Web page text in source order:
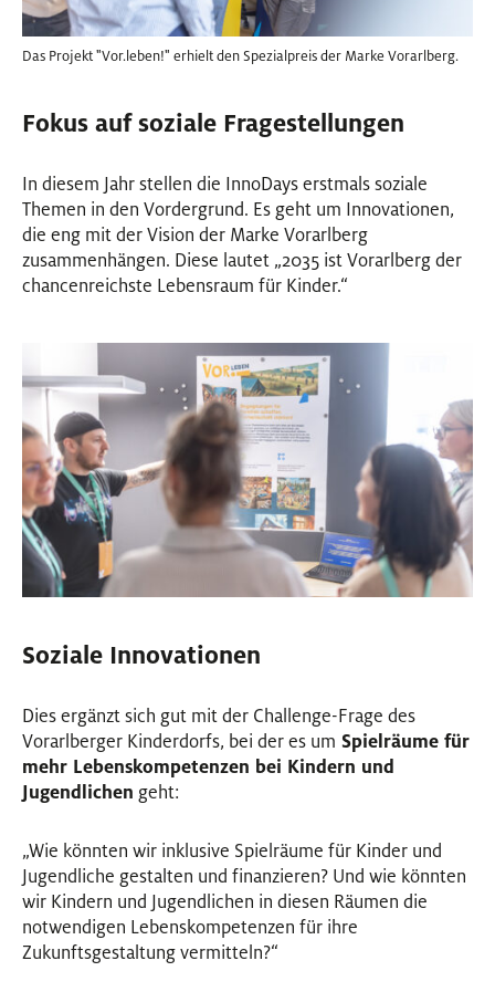
Das Projekt "Vor.leben!" erhielt den Spezialpreis der Marke Vorarlberg.
Fokus auf soziale Fragestellungen
In diesem Jahr stellen die InnoDays erstmals soziale
Themen in den Vordergrund. Es geht um Innovationen,
die eng mit der Vision der Marke Vorarlberg
zusammenhängen. Diese lautet „2035 ist Vorarlberg der
chancenreichste Lebensraum für Kinder.“
Soziale Innovationen
Dies ergänzt sich gut mit der Challenge-Frage des
Vorarlberger Kinderdorfs, bei der es um Spielräume für
mehr Lebenskompetenzen bei Kindern und
Jugendlichen geht:
„Wie könnten wir inklusive Spielräume für Kinder und
Jugendliche gestalten und finanzieren? Und wie könnten
wir Kindern und Jugendlichen in diesen Räumen die
notwendigen Lebenskompetenzen für ihre
Zukunftsgestaltung vermitteln?“